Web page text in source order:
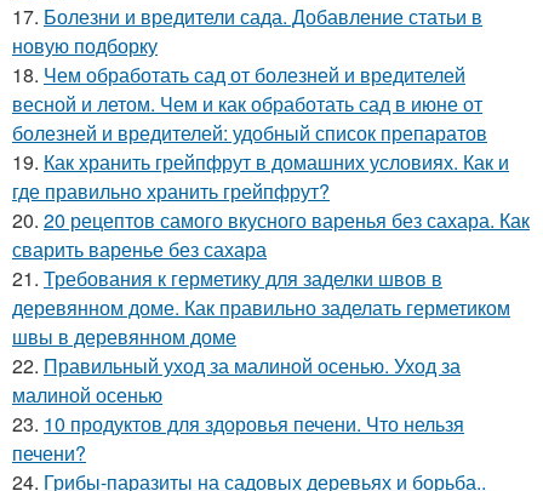
17. Болезни и вредители сада. Добавление статьи в
новую подборку
18. Чем обработать сад от болезней и вредителей
весной и летом. Чем и как обработать сад в июне от
болезней и вредителей: удобный список препаратов
19. Как хранить грейпфрут в домашних условиях. Как и
где правильно хранить грейпфрут?
20. 20 рецептов самого вкусного варенья без сахара. Как
сварить варенье без сахара
21. Требования к герметику для заделки швов в
деревянном доме. Как правильно заделать герметиком
швы в деревянном доме
22. Правильный уход за малиной осенью. Уход за
малиной осенью
23. 10 продуктов для здоровья печени. Что нельзя
печени?
24. Грибы-паразиты на садовых деревьях и борьба..